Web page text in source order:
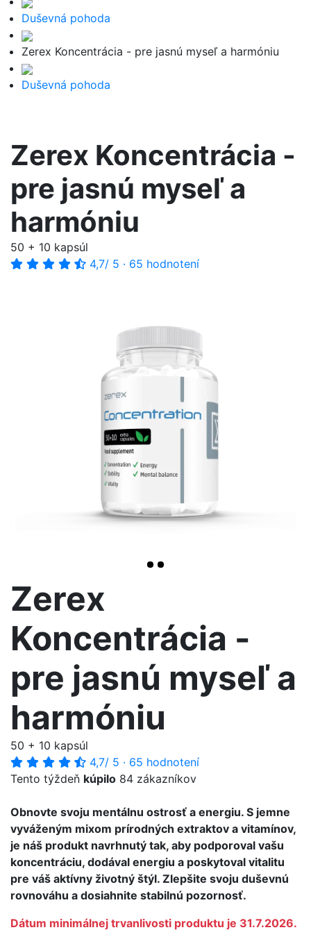
Duševná pohoda
Zerex Koncentrácia - pre jasnú myseľ a harmóniu
Duševná pohoda
Zerex Koncentrácia -
pre jasnú myseľ a
harmóniu
50 + 10 kapsúl
4,7/ 5 · 65 hodnotení
Zerex
Koncentrácia -
pre jasnú myseľ a
harmóniu
50 + 10 kapsúl
4,7/ 5 · 65 hodnotení
Tento týždeň kúpilo 84 zákazníkov
Obnovte svoju mentálnu ostrosť a energiu. S jemne
vyváženým mixom prírodných extraktov a vitamínov,
je náš produkt navrhnutý tak, aby podporoval vašu
koncentráciu, dodával energiu a poskytoval vitalitu
pre váš aktívny životný štýl. Zlepšite svoju duševnú
rovnováhu a dosiahnite stabilnú pozornosť.
Dátum minimálnej trvanlivosti produktu je 31.7.2026.